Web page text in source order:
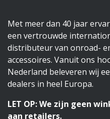
Met meer dan 40 jaar
een vertrouwde
distributeur van onroad-
accessoires. Vanuit ons
Nederland beleveren wij
dealers in heel Europa.
LET OP: We zijn geen
aan retailers.